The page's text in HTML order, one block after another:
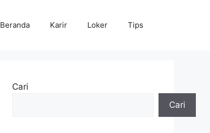
Beranda Karir Loker Tips
Cari
Cari